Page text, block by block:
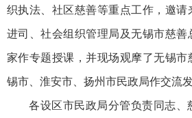
织执法、社区慈善等重点工作，邀请
进司、社会组织管理局及无锡市慈善
家作专题授课，并现场观摩了无锡市
锡市、淮安市、扬州市民政局作交流发
各设区市民政局分管负责同志、